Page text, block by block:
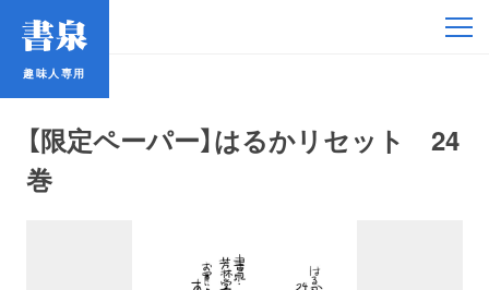
趣味人専用
【限定ペーパー】はるかリセット 24
巻
趣味人専用